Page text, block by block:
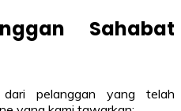
Sahabat
pelanggan yang telah